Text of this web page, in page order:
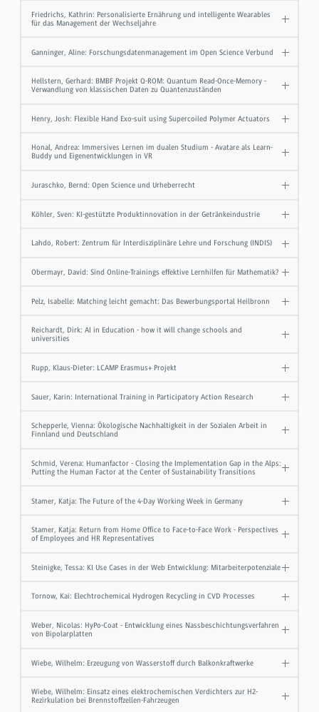
Friedrichs, Kathrin: Personalisierte Ernährung und intelligente Wearables
für das Management der Wechseljahre
Ganninger, Aline: Forschungsdatenmanagement im Open Science Verbund
Hellstern, Gerhard: BMBF Projekt Q-ROM: Quantum Read-Once-Memory -
Verwandlung von klassischen Daten zu Quantenzuständen
Henry, Josh: Flexible Hand Exo-suit using Supercoiled Polymer Actuators
Honal, Andrea: Immersives Lernen im dualen Studium - Avatare als Learn-
Buddy und Eigenentwicklungen in VR
Juraschko, Bernd: Open Science und Urheberrecht
Köhler, Sven: KI-gestützte Produktinnovation in der Getränkeindustrie
Lahdo, Robert: Zentrum für Interdisziplinäre Lehre und Forschung (INDIS)
Obermayr, David: Sind Online-Trainings effektive Lernhilfen für Mathematik?
Pelz, Isabelle: Matching leicht gemacht: Das Bewerbungsportal Heilbronn
Reichardt, Dirk: AI in Education - how it will change schools and
universities
Rupp, Klaus-Dieter: LCAMP Erasmus+ Projekt
Sauer, Karin: International Training in Participatory Action Research
Schepperle, Vienna: Ökologische Nachhaltigkeit in der Sozialen Arbeit in
Finnland und Deutschland
Schmid, Verena: Humanfactor - Closing the Implementation Gap in the Alps:
Putting the Human Factor at the Center of Sustainability Transitions
Stamer, Katja: The Future of the 4-Day Working Week in Germany
Stamer, Katja: Return from Home Office to Face-to-Face Work - Perspectives
of Employees and HR Representatives
Steinigke, Tessa: KI Use Cases in der Web Entwicklung: Mitarbeiterpotenziale
Tornow, Kai: Elechtrochemical Hydrogen Recycling in CVD Processes
Weber, Nicolas: HyPo-Coat - Entwicklung eines Nassbeschichtungsverfahren
von Bipolarplatten
Wiebe, Wilhelm: Erzeugung von Wasserstoff durch Balkonkraftwerke
Wiebe, Wilhelm: Einsatz eines elektrochemischen Verdichters zur H2-
Rezirkulation bei Brennstoffzellen-Fahrzeugen